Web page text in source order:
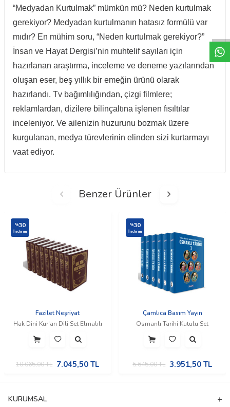
“Medyadan Kurtulmak” mümkün mü? Neden kurtulmak
gerekiyor? Medyadan kurtulmanın hatasız formülü var
mıdır? En mühim soru, “Neden kurtulmak gerekiyor?”
İnsan ve Hayat Dergisi’nin muhtelif sayıları için
hazırlanan araştırma, inceleme ve deneme yazılarından
oluşan eser, beş yıllık bir emeğin ürünü olarak
hazırlandı. Tv bağımlılığından, çizgi filmlere;
reklamlardan, dizilere bilinçaltına işlenen fısıltılar
inceleniyor. Ve ailenizin huzurunu bozmak üzere
kurgulanan, medya türevlerinin elinden sizi kurtarmayı
vaat ediyor.
Benzer Ürünler
%30
İndirim
Fazilet Neşriyat
Hak Dini Kur'an Dili Set Elmalılı
10.065,00TL 7.045,50 TL
%30
İndirim
Çamlıca Basım Yayın
Osmanlı Tarihi Kutulu Set
5.645,00TL 3.951,50 TL
KURUMSAL